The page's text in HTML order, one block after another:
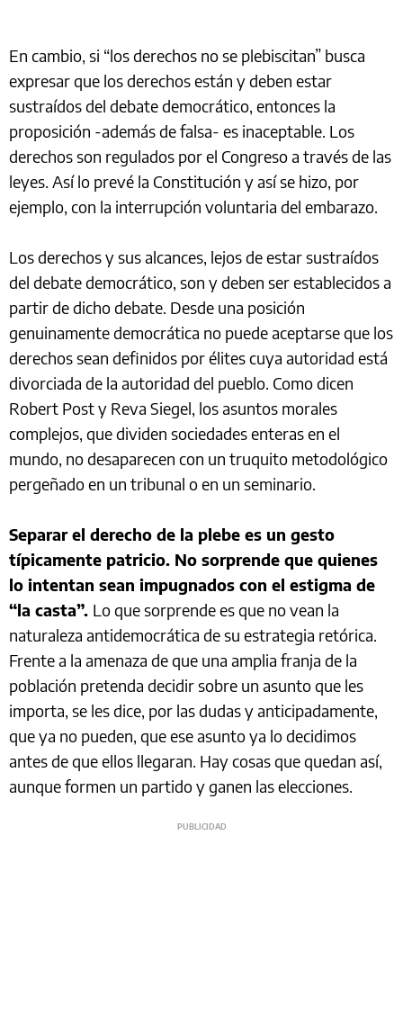
En cambio, si “los derechos no se plebiscitan” busca
expresar que los derechos están y deben estar
sustraídos del debate democrático, entonces la
proposición -además de falsa- es inaceptable. Los
derechos son regulados por el Congreso a través de las
leyes. Así lo prevé la Constitución y así se hizo, por
ejemplo, con la interrupción voluntaria del embarazo.
Los derechos y sus alcances, lejos de estar sustraídos
del debate democrático, son y deben ser establecidos a
partir de dicho debate. Desde una posición
genuinamente democrática no puede aceptarse que los
derechos sean definidos por élites cuya autoridad está
divorciada de la autoridad del pueblo. Como dicen
Robert Post y Reva Siegel, los asuntos morales
complejos, que dividen sociedades enteras en el
mundo, no desaparecen con un truquito metodológico
pergeñado en un tribunal o en un seminario.
Separar el derecho de la plebe es un gesto
típicamente patricio. No sorprende que quienes
lo intentan sean impugnados con el estigma de
“la casta”. Lo que sorprende es que no vean la
naturaleza antidemocrática de su estrategia retórica.
Frente a la amenaza de que una amplia franja de la
población pretenda decidir sobre un asunto que les
importa, se les dice, por las dudas y anticipadamente,
que ya no pueden, que ese asunto ya lo decidimos
antes de que ellos llegaran. Hay cosas que quedan así,
aunque formen un partido y ganen las elecciones.